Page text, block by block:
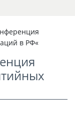
в РФ«